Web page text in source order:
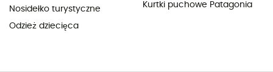
Nosidełko turystyczne
Odzież dziecięca
Kurtki puchowe Patagonia